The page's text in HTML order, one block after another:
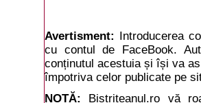
Avertisment: Introducerea
cu contul de FaceBook.
conținutul acestuia și își va
împotriva celor publicate pe
NOTĂ: Bistrițeanul.ro vă